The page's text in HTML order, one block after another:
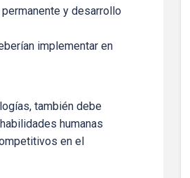
y desarrollo
implementar en
también debe
humanas
en el